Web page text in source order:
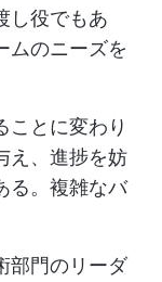
し役でもあ
ムのニーズを
ことに変わり
え、進捗を妨
る。複雑なバ
部門のリーダ